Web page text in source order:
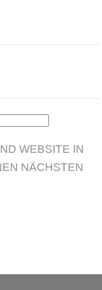
WEBSITE IN
NÄCHSTEN